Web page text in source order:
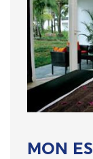
MON